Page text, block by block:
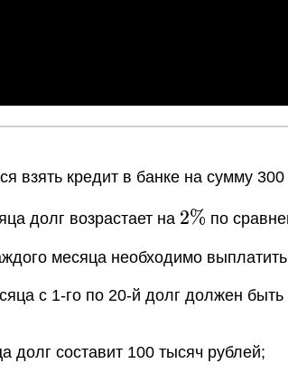
взять кредит в банке на сумму
долг возрастает на 2
2% по
месяца необходимо
с 1-го по 20-й долг должен
долг составит 100 тысяч рублей;